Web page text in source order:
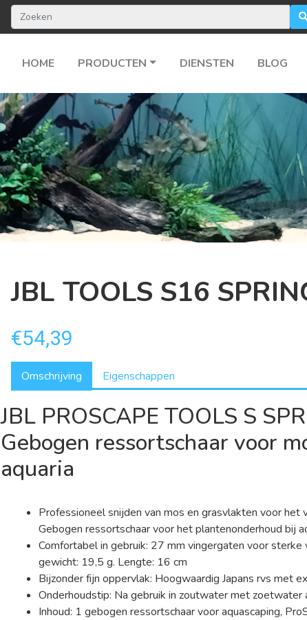
HOME PRODUCTEN DIENSTEN BLOG
JBL TOOLS S16
€54,39
Omschrijving Eigenschappen
JBL PROSCAPE TOOLS S
Gebogen ressortschaar voor
aquaria
Professioneel snijden van mos en grasvlakten voor het
Gebogen ressortschaar voor het plantenonderhoud bij
Comfortabel in gebruik: 27 mm vingergaten voor
gewicht: 19,5 g. Lengte: 16 cm
Bijzonder fijn oppervlak: Hoogwaardig Japans rvs met
Onderhoudstip: Na gebruik in zoutwater met zoetwater
Inhoud: 1 gebogen ressortschaar voor aquascaping,